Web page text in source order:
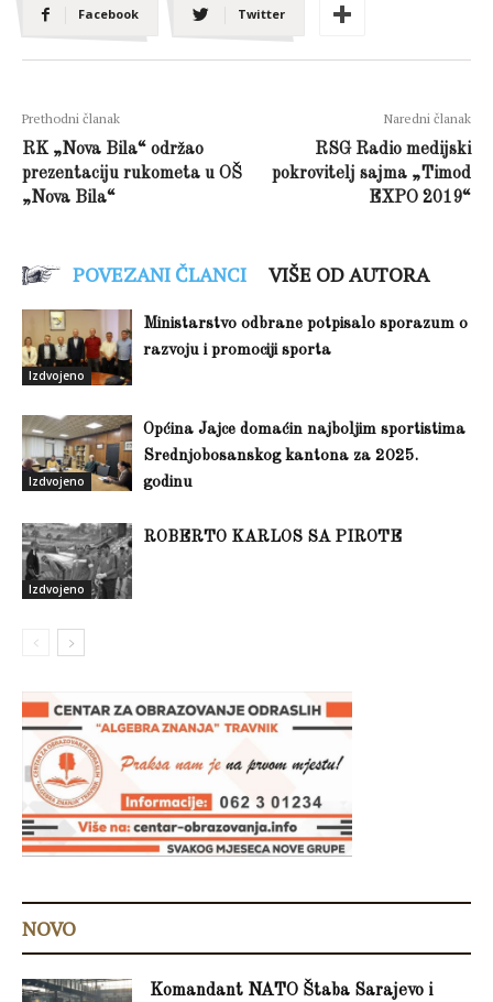
Facebook Twitter
Prethodni članak
RK „Nova Bila“ održao
prezentaciju rukometa u OŠ
„Nova Bila“
Naredni članak
RSG Radio medijski
pokrovitelj sajma „Timod
EXPO 2019“
POVEZANI ČLANCI VIŠE OD AUTORA
Izdvojeno
Ministarstvo odbrane potpisalo sporazum o
razvoju i promociji sporta
Izdvojeno
Općina Jajce domaćin najboljim sportistima
Srednjobosanskog kantona za 2025.
godinu
Izdvojeno
ROBERTO KARLOS SA PIROTE
NOVO
Komandant NATO Štaba Sarajevo i